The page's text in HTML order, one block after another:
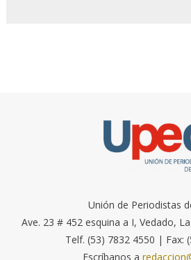
Unión de Periodistas
Ave. 23 # 452 esquina a I, Vedado,
Telf. (53) 7832 4550 | Fax:
Escríbanos a